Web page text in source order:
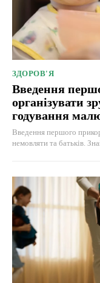
ЗДОРОВ'Я
Введення
організувати
годування
Введення першого
немовляти та батьків.